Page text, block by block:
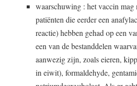
waarschuwing : het vaccin mag
patiënten die eerder een
reactie) hebben gehad op een
een van de bestanddelen
aanwezig zijn, zoals eieren,
in eiwit), formaldehyde,